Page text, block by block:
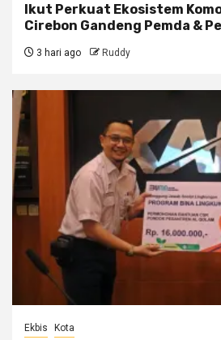
Ikut Perkuat Ekosistem
Cirebon Gandeng Pemda &
3 hari ago Ruddy
Ekbis Kota